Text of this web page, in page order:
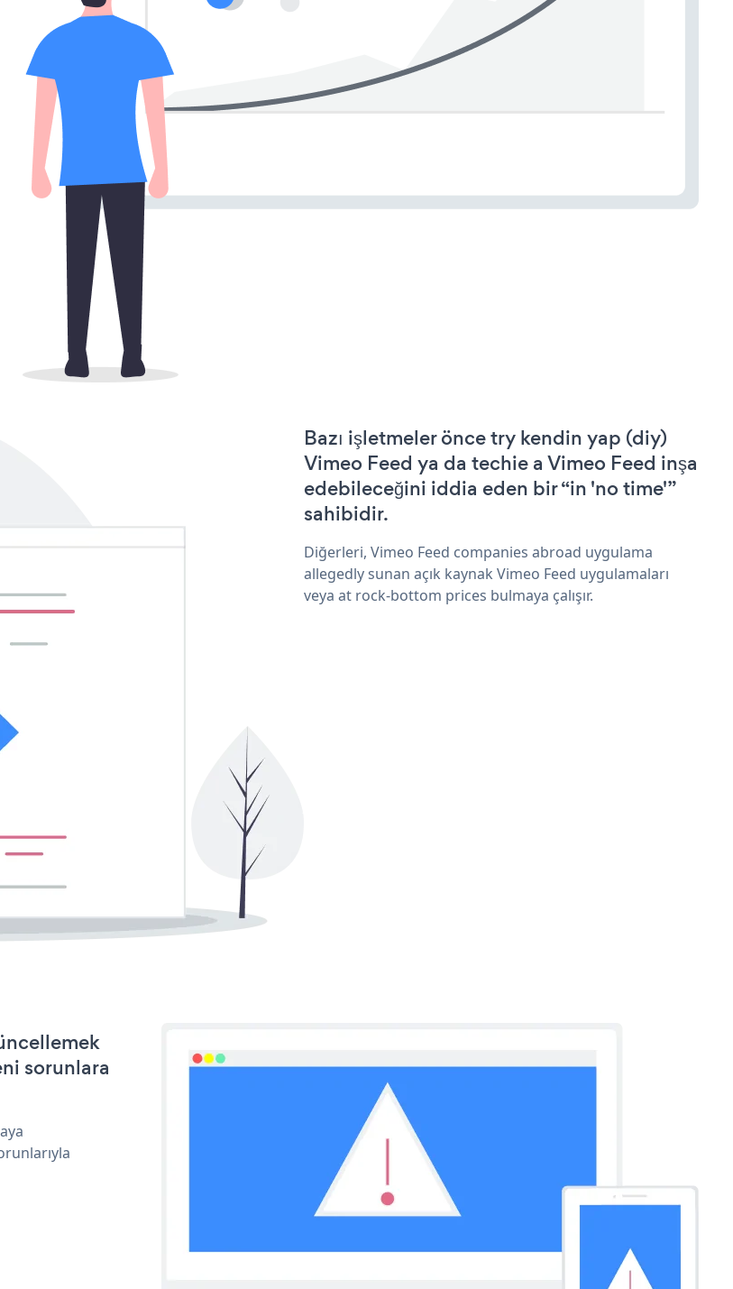
Bazı işletmeler önce try kendin yap (diy)
Vimeo Feed ya da techie a Vimeo Feed inşa
edebileceğini iddia eden bir “in 'no time'”
sahibidir.
Diğerleri, Vimeo Feed companies abroad uygulama
allegedly sunan açık kaynak Vimeo Feed uygulamaları
veya at rock-bottom prices bulmaya çalışır.
sorunlara